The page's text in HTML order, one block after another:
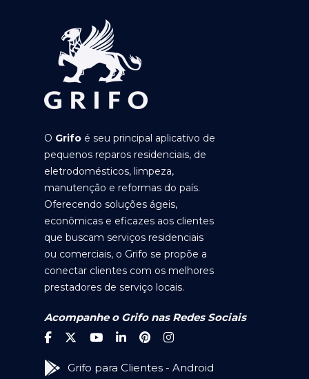
O Grifo é seu principal aplicativo de
pequenos reparos residenciais, de
eletrodomésticos, limpeza,
manutenção e reformas do país.
Oferecendo soluções ágeis,
econômicas e eficazes aos clientes
que buscam serviços residenciais
ou comerciais, o Grifo se propõe a
conectar clientes com os melhores
prestadores de serviço locais.
Acompanhe o Grifo nas Redes Sociais
Grifo para Clientes - Android